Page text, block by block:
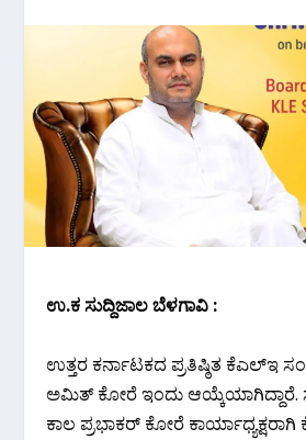
ಉ.ಕ ಸುದ್ದಿಜಾಲ ಬೆಳಗಾವಿ :
ಉತ್ತರ ಕರ್ನಾಟಕದ ಪ್ರತಿಷ್ಠಿತ ಕೆಎಲ್ಇ
ಅಮಿತ್ ಕೋರೆ ಇಂದು ಆಯ್ಕೆಯಾಗಿದ್ದಾರೆ.
ಕಾಲ ಪ್ರಭಾಕರ್ ಕೋರೆ